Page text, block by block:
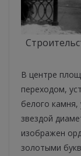
В центре
переходом,
белого
звездой
изображен
золотыми